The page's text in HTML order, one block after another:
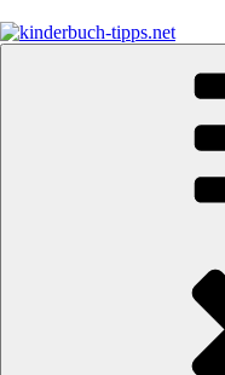
Inhalt
springen
Empfehlungen und Tipps